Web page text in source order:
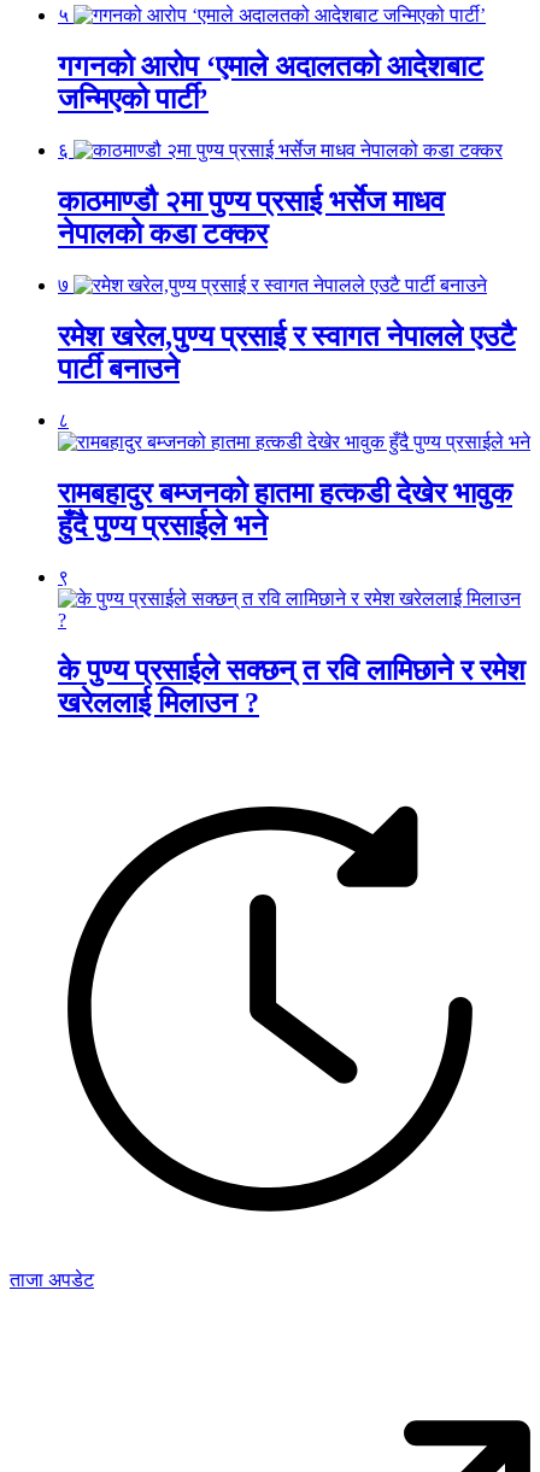
५
गगनको आरोप ‘एमाले अदालतको आदेशबाट
जन्मिएको पार्टी’
६
काठमाण्डौ २मा पुण्य प्रसाई भर्सेज माधव
नेपालको कडा टक्कर
७
रमेश खरेल,पुण्य प्रसाई र स्वागत नेपालले एउटै
पार्टी बनाउने
८
रामबहादुर बम्जनको हातमा हत्कडी देखेर भावुक
हुँदै पुण्य प्रसाईले भने
९
के पुण्य प्रसाईले सक्छन् त रवि लामिछाने र रमेश
खरेललाई मिलाउन ?
ताजा अपडेट